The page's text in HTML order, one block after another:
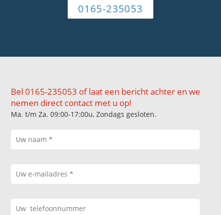
0165-235053
Bel 0165-235053 of laat een bericht achter en we
nemen direct contact met u op!
Ma. t/m Za. 09:00-17:00u, Zondags gesloten.